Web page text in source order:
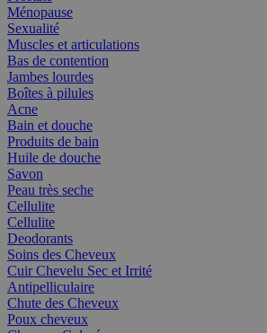
Ménopause
Sexualité
Muscles et articulations
Bas de contention
Jambes lourdes
Boîtes à pilules
Acne
Bain et douche
Produits de bain
Huile de douche
Savon
Peau très seche
Cellulite
Cellulite
Deodorants
Soins des Cheveux
Cuir Chevelu Sec et Irrité
Antipelliculaire
Chute des Cheveux
Poux cheveux